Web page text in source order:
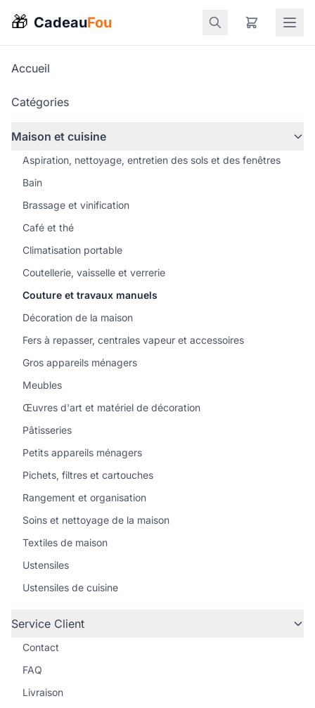
🎁 CadeauFou
Accueil
Catégories
Maison et cuisine
Aspiration, nettoyage, entretien des sols et des fenêtres
Bain
Brassage et vinification
Café et thé
Climatisation portable
Coutellerie, vaisselle et verrerie
Couture et travaux manuels
Décoration de la maison
Fers à repasser, centrales vapeur et accessoires
Gros appareils ménagers
Meubles
Œuvres d'art et matériel de décoration
Pâtisseries
Petits appareils ménagers
Pichets, filtres et cartouches
Rangement et organisation
Soins et nettoyage de la maison
Textiles de maison
Ustensiles
Ustensiles de cuisine
Service Client
Contact
FAQ
Livraison